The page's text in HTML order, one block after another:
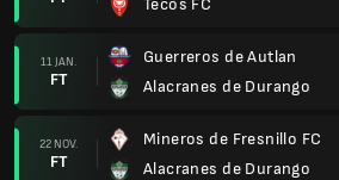
Tecos FC
11 JAN.
FT
Guerreros de Autlan
Alacranes de Durango
22 NOV.
FT
Mineros de Fresnillo FC
Alacranes de Durango